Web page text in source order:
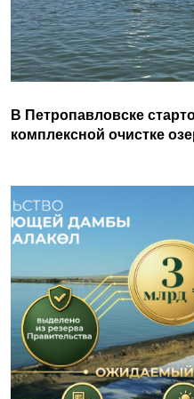
В Петропавловске
комплексной очистке